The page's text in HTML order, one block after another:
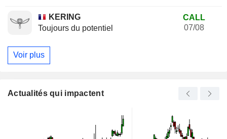
KERING
Toujours du potentiel
CALL
07/08
Voir plus
Actualités qui impactent